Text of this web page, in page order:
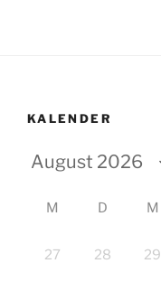
KALENDER
M D M
27 28 29